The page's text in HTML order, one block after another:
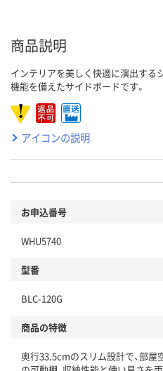
商品説明
インテリアを美しく快適に演出する
機能を備えたサイドボードです。
アイコンの説明
お申込番号
WHU5740
型番
BLC-120G
商品の特徴
奥行33.5cmのスリム設計で、部